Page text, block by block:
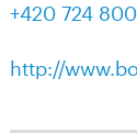
+420 724
http://